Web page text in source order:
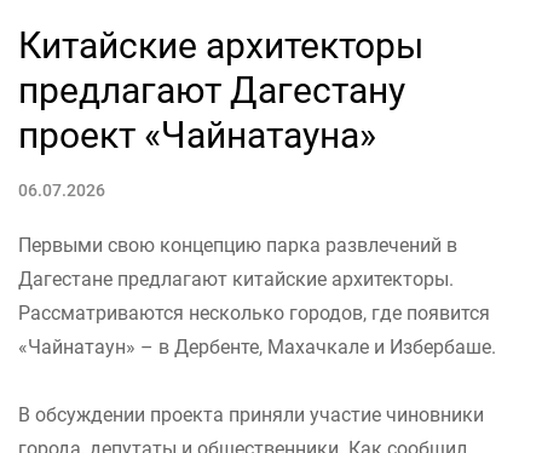
Китайские архитекторы
предлагают Дагестану
проект «Чайнатауна»
06.07.2026
Первыми свою концепцию парка развлечений в
Дагестане предлагают китайские архитекторы.
Рассматриваются несколько городов, где появится
«Чайнатаун» – в Дербенте, Махачкале и Избербаше.
В обсуждении проекта приняли участие чиновники